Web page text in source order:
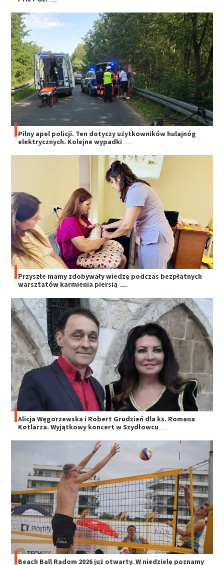
Pilny apel policji. Ten dotyczy użytkowników hulajnóg
elektrycznych. Kolejne wypadki
Przyszłe mamy zdobywały wiedzę podczas bezpłatnych
warsztatów karmienia piersią
Alicja Węgorzewska i Robert Grudzień dla ks. Romana
Kotlarza. Wyjątkowy koncert w Szydłowcu
Beach Ball Radom 2026 już otwarty. W niedzielę poznamy